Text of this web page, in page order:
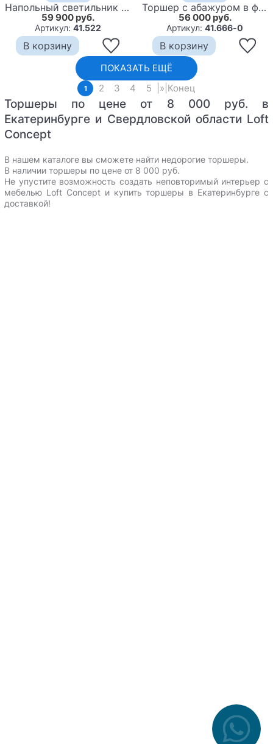
Напольный светильник Профиль Лица Face Contour
59 900 руб.
Артикул:41.522
В корзину
Торшер с абажуром в форме цилиндра на золотистом каркасе Floor lamp Amanda
56 000 руб.
Артикул:41.666-0
В корзину
ПОКАЗАТЬ ЕЩЁ
1 2 3 4 5 » Конец
Торшеры по цене от 8 000 руб. в
Екатеринбурге и Свердловской области Loft
Concept
В нашем каталоге вы сможете найти недорогие торшеры.
В наличии торшеры по цене от 8 000 руб.
Не упустите возможность создать неповторимый интерьер с
мебелью Loft Concept и купить торшеры в Екатеринбурге с
доставкой!